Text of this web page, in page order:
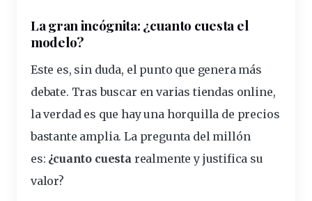
La gran incógnita: ¿cuanto cuesta el
modelo?
Este es, sin duda, el punto que genera más
debate. Tras buscar en varias tiendas online,
la verdad es que hay una horquilla de precios
bastante amplia. La pregunta del millón
es: ¿cuanto cuesta realmente y justifica su
valor?